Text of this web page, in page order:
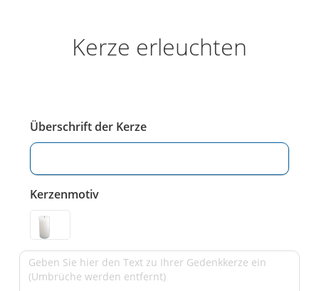
Kerze erleuchten
Überschrift der Kerze
Kerzenmotiv